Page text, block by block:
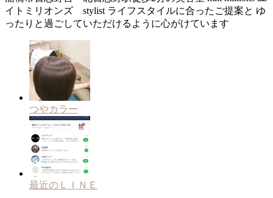
イトミリオンズ stylist ライフスタイルに合ったご提案と ゆ
ったりと過ごしていただけるように心がけています
つやカラー
最近のＬＩＮＥ